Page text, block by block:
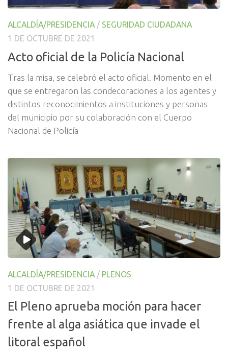
ALCALDÍA/PRESIDENCIA / SEGURIDAD CIUDADANA
1 DE OCTUBRE DE 2021
Acto oficial de la Policía Nacional
Tras la misa, se celebró el acto oficial. Momento en el
que se entregaron las condecoraciones a los agentes y
distintos reconocimientos a instituciones y personas
del municipio por su colaboración con el Cuerpo
Nacional de Policía
ALCALDÍA/PRESIDENCIA / PLENOS
1 DE OCTUBRE DE 2021
El Pleno aprueba moción para hacer
frente al alga asiática que invade el
litoral español